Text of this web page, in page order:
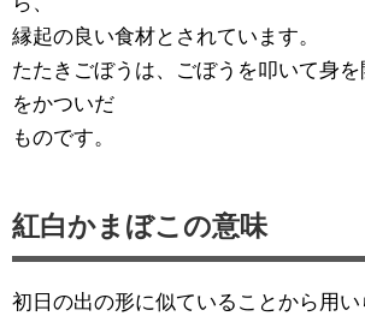
縁起の良い食材とされています。
たたきごぼうは、ごぼうを叩いて身
をかついだ
ものです。
紅白かまぼこの意味
初日の出の形に似ていることから用い